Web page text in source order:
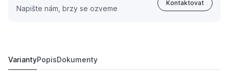
Napište nám, brzy se ozveme
Kontaktovat
VariantyPopisDokumenty